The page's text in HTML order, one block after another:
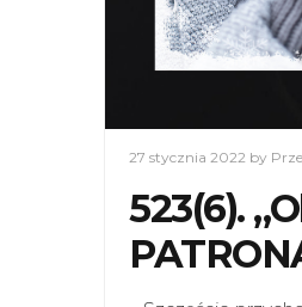
27 stycznia 2022 by
523(6).